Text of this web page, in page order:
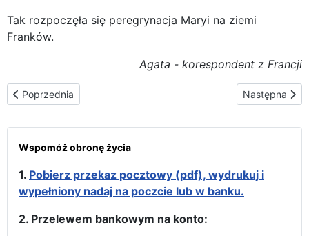
Tak rozpoczęła się peregrynacja Maryi na ziemi
Franków.
Agata - korespondent z Francji
Poprzednia strona: Niedzielny wieczór w Vaudricourt w siedzibie
Poprzednia Następna
Następna
Wspomóż obronę życia
1. Pobierz przekaz pocztowy (pdf), wydrukuj i
wypełniony nadaj na poczcie lub w banku.
2. Przelewem bankowym na konto: